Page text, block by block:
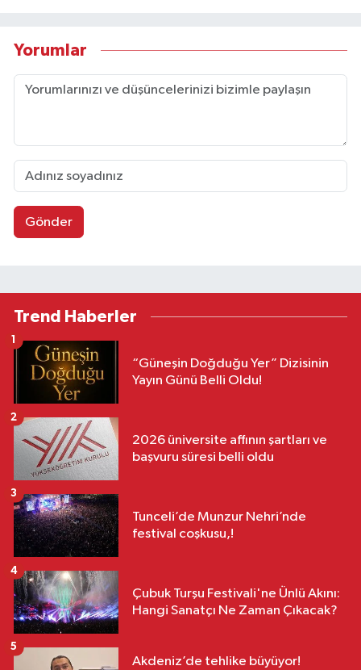
Yorumlar
Gönder
Trend Haberler
“Güneşin Doğduğu Yer” Dizisinin
Yayın Günü Belli Oldu!
1
2026 üniversite affının şartları ve
başvuru süresi belli oldu
2
Tunceli’de Munzur Nehri’nde
festival coşkusu,!
3
Çubuk Turşu Festivali'ne Ünlü Akını:
Hangi Sanatçı Ne Zaman Çıkacak?
4
Akdeniz’de tehlike büyüyor!
5